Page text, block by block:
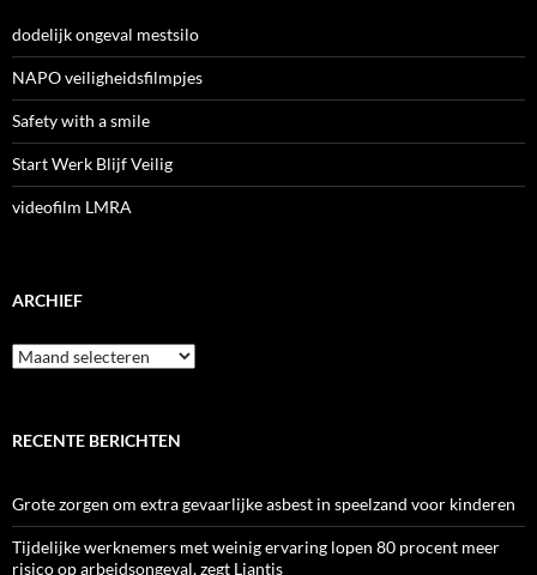
dodelijk ongeval mestsilo
NAPO veiligheidsfilmpjes
Safety with a smile
Start Werk Blijf Veilig
videofilm LMRA
ARCHIEF
Archief
RECENTE BERICHTEN
Grote zorgen om extra gevaarlijke asbest in speelzand voor kinderen
Tijdelijke werknemers met weinig ervaring lopen 80 procent meer
risico op arbeidsongeval, zegt Liantis